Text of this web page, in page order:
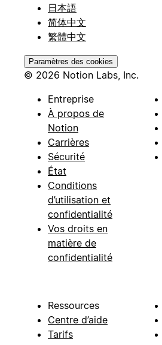
日本語
简体中文
繁體中文
Paramètres des cookies
© 2026 Notion Labs, Inc.
Entreprise
À propos de
Notion
Carrières
Sécurité
État
Conditions
d’utilisation et
confidentialité
Vos droits en
matière de
confidentialité
Ressources
Centre d’aide
Tarifs